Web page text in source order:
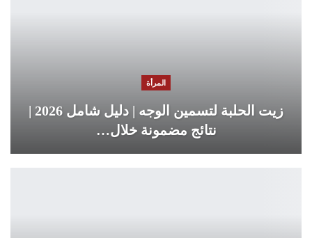
المرأة
زيت الحلبة لتسمين الوجه | دليل شامل 2026 |
نتائج مضمونة خلال…